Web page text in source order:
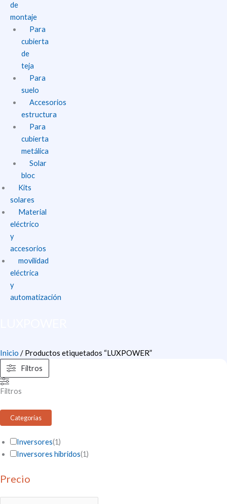
de
montaje
Para
cubierta
de
teja
Para
suelo
Accesorios
estructura
Para
cubierta
metálica
Solar
bloc
Kits
solares
Material
eléctrico
y
accesorios
movilidad
eléctrica
y
automatización
Inicio / Productos etiquetados “LUXPOWER”
Filtros
Filtros
Categorías
Inversores(1)
Inversores híbridos(1)
Precio